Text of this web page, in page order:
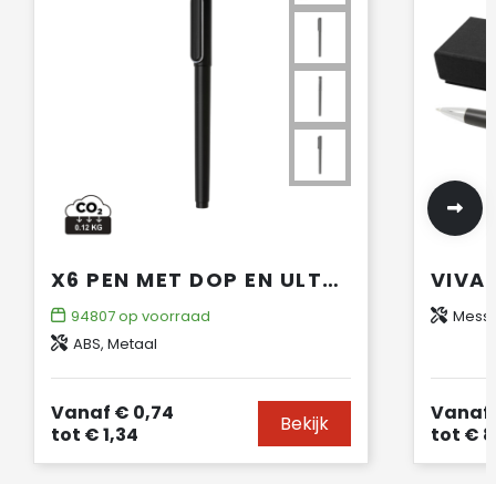
X6 PEN MET DOP EN ULTRA GLIDE INKT
94807op voorraad
ABS, Metaal
Vanaf € 0,74
tot € 1,34 Bekijk Vanaf
tot €